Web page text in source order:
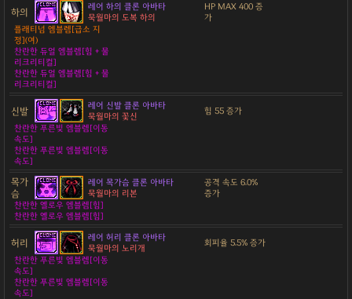
하의
레어 하의 클론 아바타
묵월마의 도복 하의
HP MAX 400 증
가
플래티넘 엠블렘[급소 지
정](여)
찬란한 듀얼 엠블렘[힘 + 물
리크리티컬]
찬란한 듀얼 엠블렘[힘 + 물
리크리티컬]
신발
레어 신발 클론 아바타
묵월마의 꽃신
힘 55 증가
찬란한 푸른빛 엠블렘[이동
속도]
찬란한 푸른빛 엠블렘[이동
속도]
목가
슴
레어 목가슴 클론 아바타
묵월마의 리본
공격 속도 6.0%
증가
찬란한 옐로우 엠블렘[힘]
찬란한 옐로우 엠블렘[힘]
허리
레어 허리 클론 아바타
묵월마의 노리개
회피율 5.5% 증가
찬란한 푸른빛 엠블렘[이동
속도]
찬란한 푸른빛 엠블렘[이동
속도]